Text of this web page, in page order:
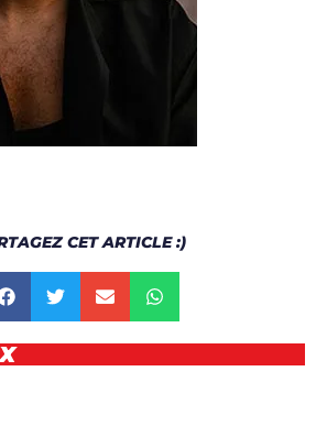
CET ARTICLE :)